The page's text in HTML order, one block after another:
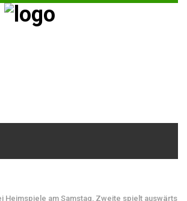
Heimspiele am Samstag, Zweite spielt auswärts